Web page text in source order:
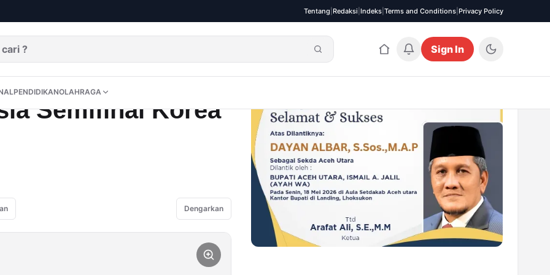
Tentang Redaksi Indeks Terms and Conditions Privacy Policy
OPININUSANTARAINTERNASIONALPENDIDIKANOLAHRAGA
Sign In
PENDIDIKANOLAHRAGA
Open
Semifinal Korea
Dengarkan